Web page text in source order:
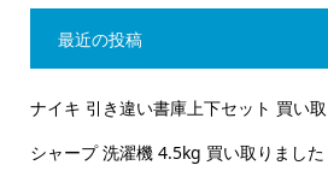
最近の投稿
ナイキ 引き違い書庫上下セット 買い
シャープ 洗濯機 4.5kg 買い取りました